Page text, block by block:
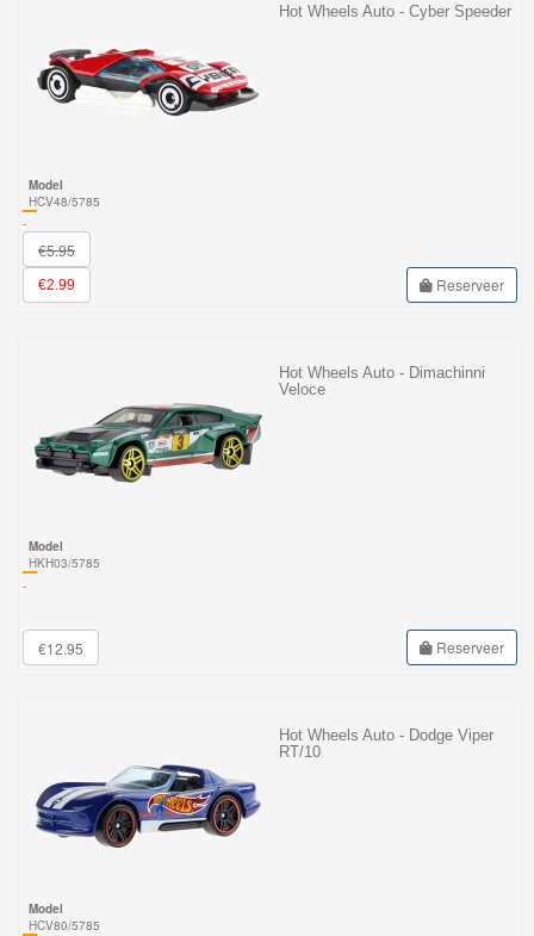
Hot Wheels Auto - Cyber Speeder
Model
HCV48/5785
-
€5.95
€2.99 Reserveer
Hot Wheels Auto - Dimachinni
Veloce
Model
HKH03/5785
-
€12.95 Reserveer
Hot Wheels Auto - Dodge Viper
RT/10
Model
HCV80/5785